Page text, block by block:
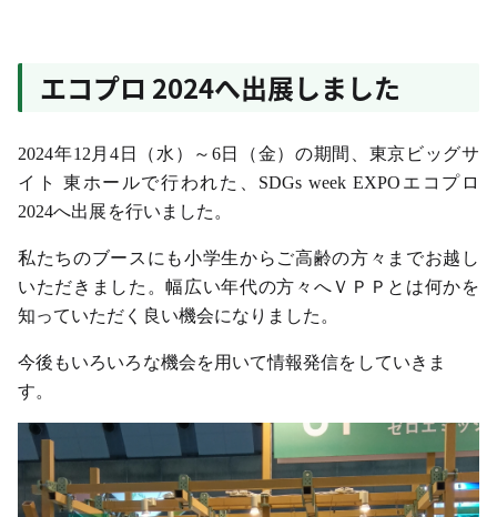
エコプロ 2024へ出展しました
2024年12月4日（水）～6日（金）の期間、東京ビッグサ
イト 東ホールで行われた、 SDGs week EXPO エコプロ
2024へ出展を行いました。
私たちのブースにも小学生からご高齢の方々までお越し
いただきました。幅広い年代の方々へＶＰＰとは何かを
知っていただく良い機会になりました。
今後もいろいろな機会を用いて情報発信をしていきま
す。